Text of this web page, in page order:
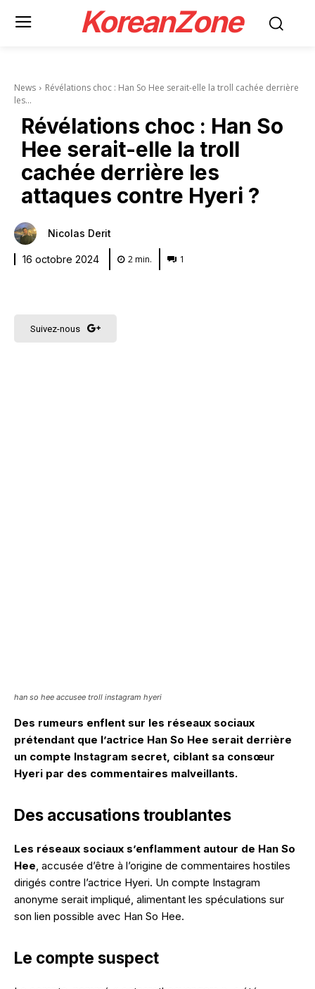
KoreanZone
News
Révélations choc : Han So Hee serait-elle la troll cachée derrière
les...
Révélations choc : Han So
Hee serait-elle la troll
cachée derrière les
attaques contre Hyeri ?
Nicolas Derit
16 octobre 2024 2min. 1
Suivez-nous
han so hee accusee troll instagram hyeri
Des rumeurs enflent sur les réseaux sociaux
prétendant que l’actrice Han So Hee serait derrière
un compte Instagram secret, ciblant sa consœur
Hyeri par des commentaires malveillants.
Des accusations troublantes
Les réseaux sociaux s’enflamment autour de Han So
Hee , accusée d’être à l’origine de commentaires hostiles
dirigés contre l’actrice Hyeri. Un compte Instagram
anonyme serait impliqué, alimentant les spéculations sur
son lien possible avec Han So Hee.
Le compte suspect